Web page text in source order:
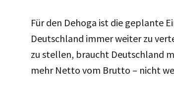
Für den Dehoga ist die geplante
Deutschland immer weiter zu
zu stellen, braucht Deutschland
mehr Netto vom Brutto – nicht